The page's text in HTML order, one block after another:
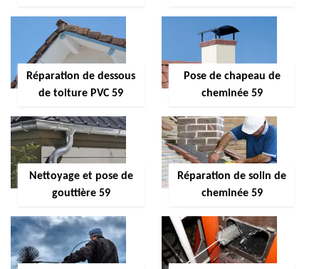
Réparation de dessous
de toiture PVC 59
Pose de chapeau de
cheminée 59
Nettoyage et pose de
gouttière 59
Réparation de solin de
cheminée 59